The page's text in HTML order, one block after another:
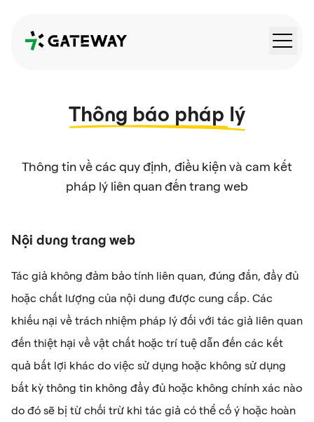
QRGateway
Thông báo pháp lý
Thông tin về các quy định, điều kiện và cam kết
pháp lý liên quan đến trang web
Nội dung trang web
Tác giả không đảm bảo tính liên quan, đúng đắn, đầy đủ
hoặc chất lượng của nội dung được cung cấp. Các
khiếu nại về trách nhiệm pháp lý đối với tác giả liên quan
đến thiệt hại về vật chất hoặc trí tuệ dẫn đến các kết
quả bất lợi khác do việc sử dụng hoặc không sử dụng
bất kỳ thông tin không đầy đủ hoặc không chính xác nào
do đó sẽ bị từ chối trừ khi tác giả có thể cố ý hoặc hoàn